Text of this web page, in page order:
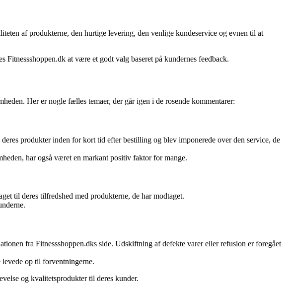
af produkterne, den hurtige levering, den venlige kundeservice og evnen til at
at være et godt valg baseret på kundernes feedback.
Her er nogle fælles temaer, der går igen i de rosende kommentarer:
produkter inden for kort tid efter bestilling og blev imponerede over den service, de
har også været en markant positiv faktor for mange.
til deres tilfredshed med produkterne, de har modtaget.
fra Fitnessshoppen.dks side. Udskiftning af defekte varer eller refusion er foregået
op til forventningerne.
og kvalitetsprodukter til deres kunder.